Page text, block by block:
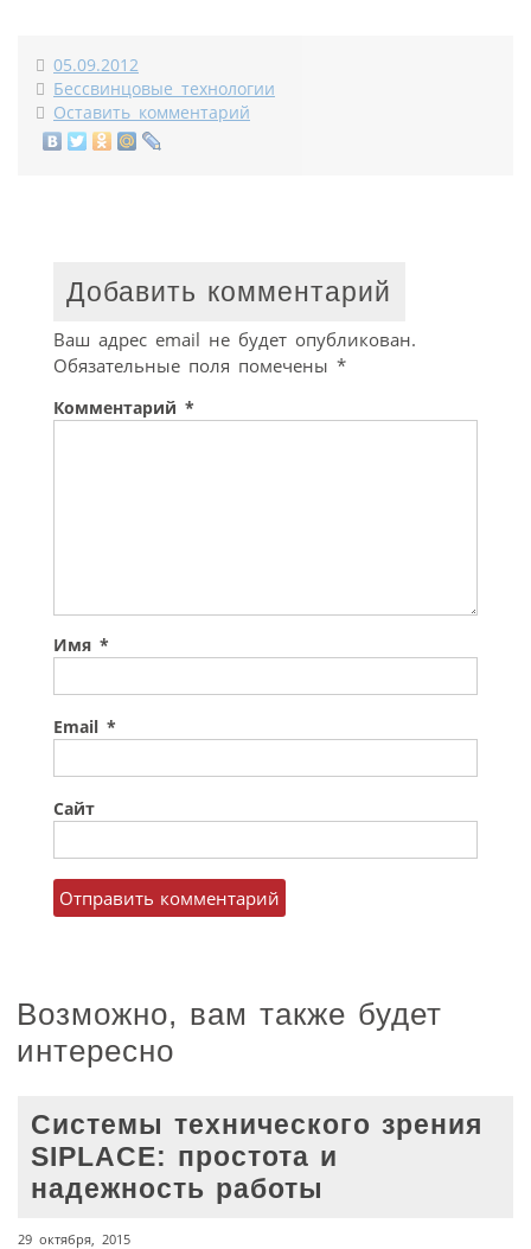
05.09.2012
Бессвинцовые технологии
Оставить комментарий
Добавить комментарий
Ваш адрес email не будет опубликован.
Обязательные поля помечены *
Комментарий *
Имя *
Email *
Сайт
Возможно, вам также будет
интересно
Системы технического зрения
SIPLACE: простота и
надежность работы
29 октября, 2015